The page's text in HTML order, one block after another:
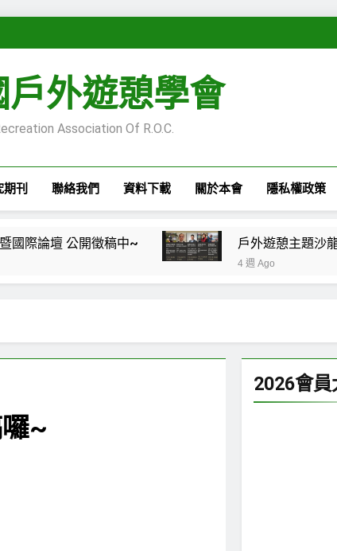
戶外遊憩學會
Association Of R.O.C.
刊 聯絡我們 資料下載 關於本會 隱私權政策
2026第28屆休閒、遊憩、觀光學術研討會暨國際論壇 公開徵稿中~ 戶外遊憩主題沙
4 週 Ago
不嚴肅性—自我認同之旅
鏡子
1 個月 Ago
海風馬拉松-百馬慶
~
2026會員